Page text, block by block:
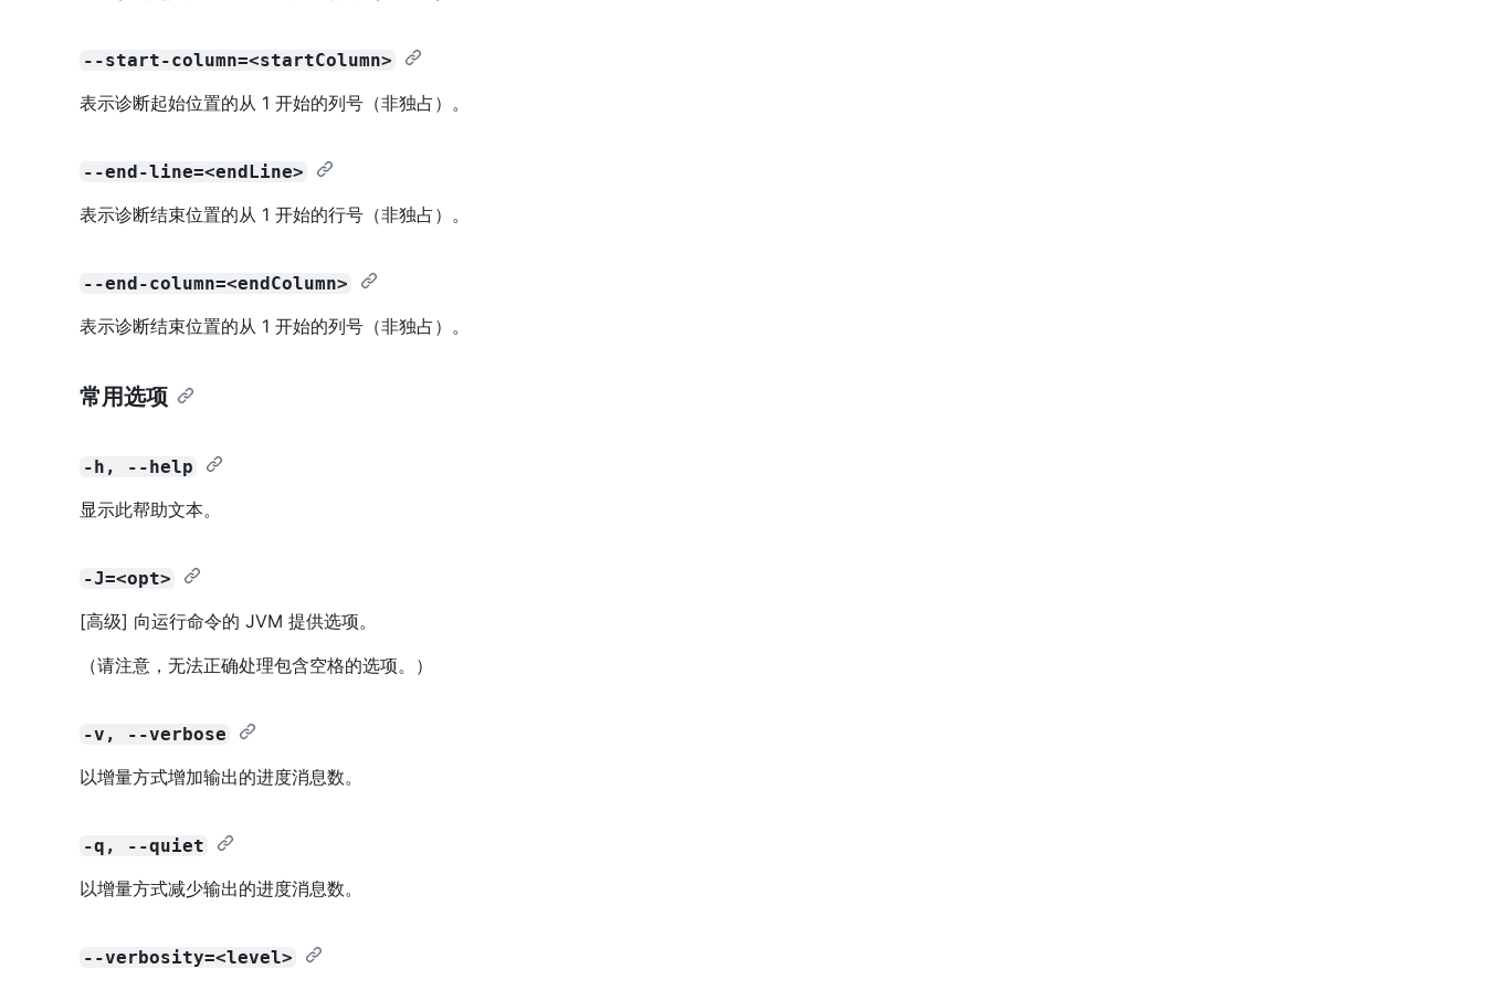
--start-column=<startColumn>
表示诊断起始位置的从 1 开始的列号（非独占）。
--end-line=<endLine>
表示诊断结束位置的从 1 开始的行号（非独占）。
--end-column=<endColumn>
表示诊断结束位置的从 1 开始的列号（非独占）。
常用选项
-h, --help
显示此帮助文本。
-J=<opt>
[高级] 向运行命令的 JVM 提供选项。
（请注意，无法正确处理包含空格的选项。）
-v, --verbose
以增量方式增加输出的进度消息数。
-q, --quiet
以增量方式减少输出的进度消息数。
--verbosity=<level>